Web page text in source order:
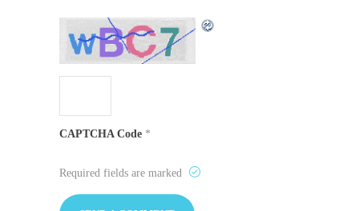
CAPTCHA Code *
Required fields are marked